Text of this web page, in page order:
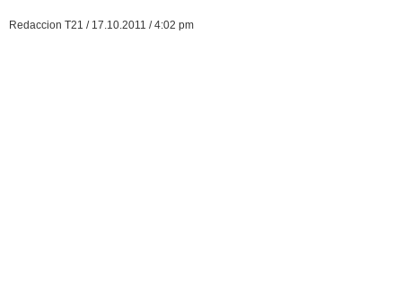
Redaccion T21 / 17.10.2011 / 4:02 pm